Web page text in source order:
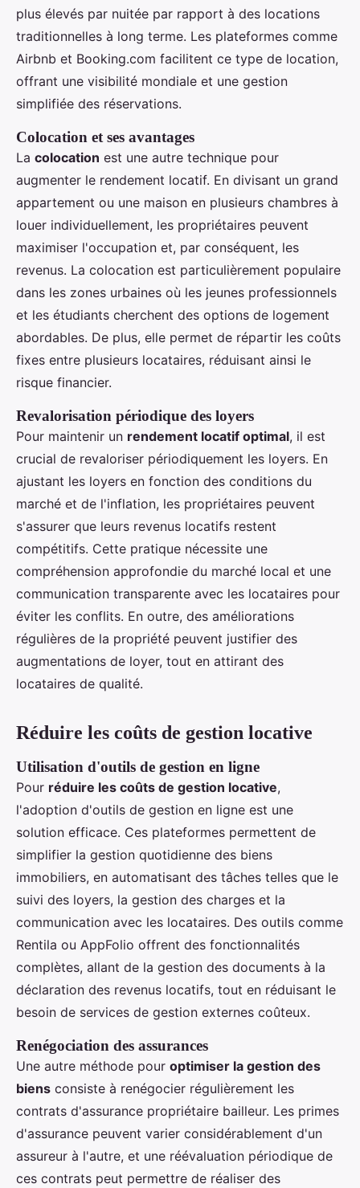
plus élevés par nuitée par rapport à des locations
traditionnelles à long terme. Les plateformes comme
Airbnb et Booking.com facilitent ce type de location,
offrant une visibilité mondiale et une gestion
simplifiée des réservations.
Colocation et ses avantages
La colocation est une autre technique pour
augmenter le rendement locatif. En divisant un grand
appartement ou une maison en plusieurs chambres à
louer individuellement, les propriétaires peuvent
maximiser l'occupation et, par conséquent, les
revenus. La colocation est particulièrement populaire
dans les zones urbaines où les jeunes professionnels
et les étudiants cherchent des options de logement
abordables. De plus, elle permet de répartir les coûts
fixes entre plusieurs locataires, réduisant ainsi le
risque financier.
Revalorisation périodique des loyers
Pour maintenir un rendement locatif optimal, il est
crucial de revaloriser périodiquement les loyers. En
ajustant les loyers en fonction des conditions du
marché et de l'inflation, les propriétaires peuvent
s'assurer que leurs revenus locatifs restent
compétitifs. Cette pratique nécessite une
compréhension approfondie du marché local et une
communication transparente avec les locataires pour
éviter les conflits. En outre, des améliorations
régulières de la propriété peuvent justifier des
augmentations de loyer, tout en attirant des
locataires de qualité.
Réduire les coûts de gestion locative
Utilisation d'outils de gestion en ligne
Pour réduire les coûts de gestion locative,
l'adoption d'outils de gestion en ligne est une
solution efficace. Ces plateformes permettent de
simplifier la gestion quotidienne des biens
immobiliers, en automatisant des tâches telles que le
suivi des loyers, la gestion des charges et la
communication avec les locataires. Des outils comme
Rentila ou AppFolio offrent des fonctionnalités
complètes, allant de la gestion des documents à la
déclaration des revenus locatifs, tout en réduisant le
besoin de services de gestion externes coûteux.
Renégociation des assurances
Une autre méthode pour optimiser la gestion des
biens consiste à renégocier régulièrement les
contrats d'assurance propriétaire bailleur. Les primes
d'assurance peuvent varier considérablement d'un
assureur à l'autre, et une réévaluation périodique de
ces contrats peut permettre de réaliser des